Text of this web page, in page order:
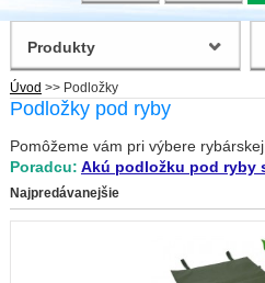
Úvod >> Podložky
Podložky pod ryby
Pomôžeme vám pri výbere
Poradcu: Akú podložku pod ryby
Najpredávanejšie
Produkty